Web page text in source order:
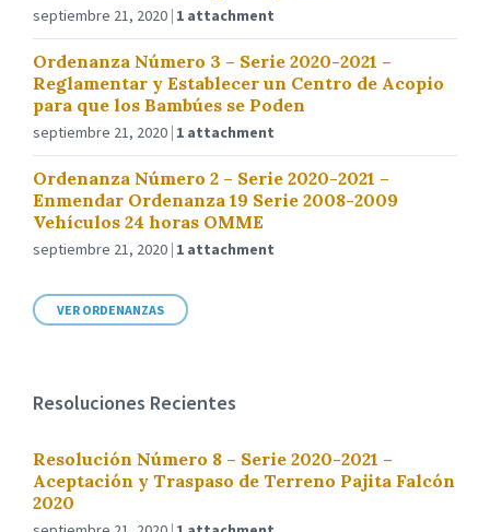
septiembre 21, 2020 1 attachment
Ordenanza Número 3 – Serie 2020-2021 –
Reglamentar y Establecer un Centro de Acopio
para que los Bambúes se Poden
septiembre 21, 2020 1 attachment
Ordenanza Número 2 – Serie 2020-2021 –
Enmendar Ordenanza 19 Serie 2008-2009
Vehículos 24 horas OMME
septiembre 21, 2020 1 attachment
VER ORDENANZAS
Resoluciones Recientes
Resolución Número 8 – Serie 2020-2021 –
Aceptación y Traspaso de Terreno Pajita Falcón
2020